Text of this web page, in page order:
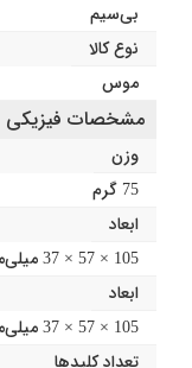
بی‌سیم‌
نوع کالا
موس
مشخصات فیزیکی
وزن
75 گرم
ابعاد
105 × 57 × 37 میلی‌متر
ابعاد
105 × 57 × 37 میلی‌متر
تعداد کلیدها